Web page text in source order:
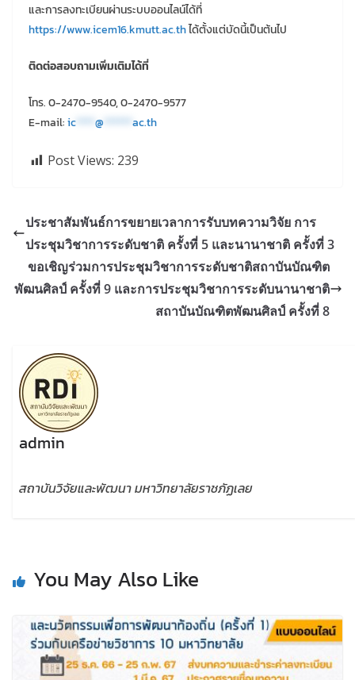
และการลงทะเบียนผ่านระบบออนไลน์ได้ที่
https://www.icem16.kmutt.ac.thได้ตั้งแต่บัดนี้เป็นต้นไป
ติดต่อสอบถามเพิ่มเติมได้ที่
โทร. 0-2470-9540, 0-2470-9577
E-mail:ic **** @ ****** ac.th
Post Views: 239
ประชาสัมพันธ์การขยายเวลาการรับบทความวิจัย การ
ประชุมวิชาการระดับชาติ ครั้งที่ 5 และนานาชาติ ครั้งที่ 3
ขอเชิญร่วมการประชุมวิชาการระดับชาติสถาบันบัณฑิต
พัฒนศิลป์ ครั้งที่ 9 และการประชุมวิชาการระดับนานาชาติ
สถาบันบัณฑิตพัฒนศิลป์ ครั้งที่ 8
admin
สถาบันวิจัยและพัฒนา มหาวิทยาลัยราชภัฏเลย
You May Also Like